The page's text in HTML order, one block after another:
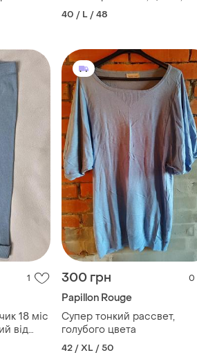
дорогого бренда: pp
40 / L / 48
1
18 міс
від
пояс 21
300 грн 0
Papillon Rouge
Супер тонкий рассвет,
голубого цвета
42 / XL / 50